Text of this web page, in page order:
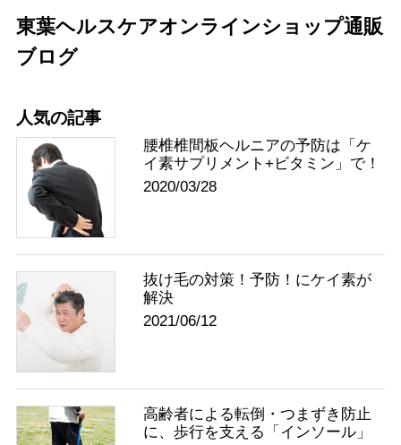
東葉ヘルスケアオンラインショップ通販
ブログ
人気の記事
腰椎椎間板ヘルニアの予防は「ケ
イ素サプリメント+ビタミン」で！
2020/03/28
抜け毛の対策！予防！にケイ素が
解決
2021/06/12
高齢者による転倒・つまずき防止
に、歩行を支える「インソール」